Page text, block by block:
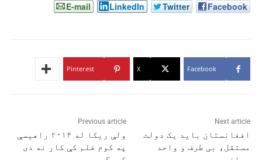
Facebook
Twitter
LinkedIn
E-mail
Facebook
X
Pinterest
Previous article
ولې ریکا له ۲۰۱۴ راهیسې
په کوم فلم کې کار نه دی
Next article
افغانستان باید یک دولت
مستقل، بی طرف و واحد